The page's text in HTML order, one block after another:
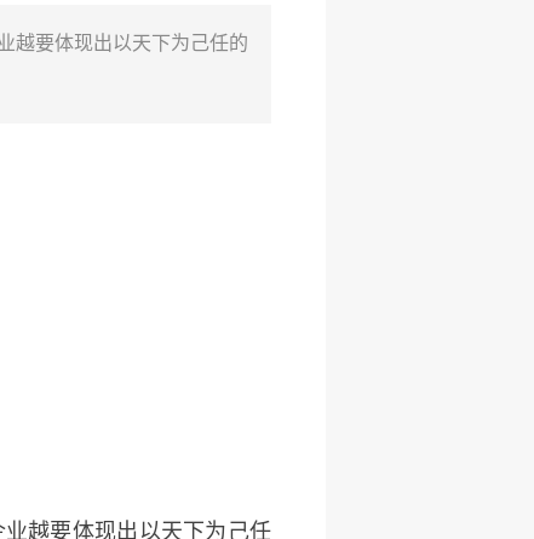
越要体现出以天下为己任的
越要体现出以天下为己任